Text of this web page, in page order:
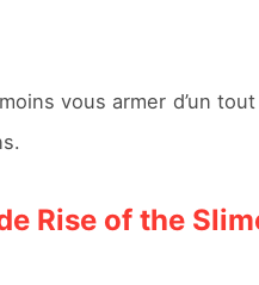
vous armer d’un
Rise of the